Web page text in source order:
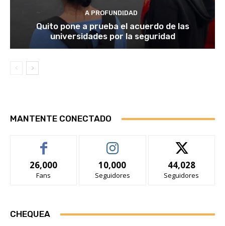
A PROFUNDIDAD
Quito pone a prueba el acuerdo de las
universidades por la seguridad
MANTENTE CONECTADO
26,000
Fans
10,000
Seguidores
44,028
Seguidores
CHEQUEA